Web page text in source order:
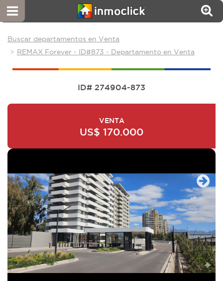
Buscar departamentos en Venta
REMAX Forever - ID#873 - Departamento en Venta
ID# 274904-873
VENTA
US$ 170.000
Next